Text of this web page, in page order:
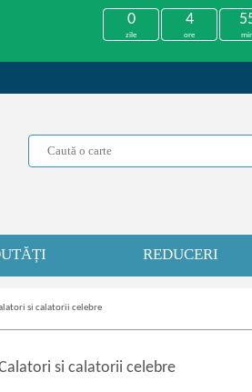
0
zile
4
ore
REDUCERI
si calatorii celebre
si calatorii celebre